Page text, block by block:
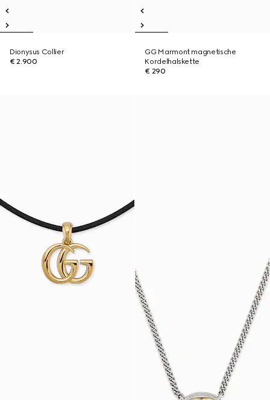
Dionysus Collier
€ 2.900
GG Marmont magnetische
Kordelhalskette
€ 290